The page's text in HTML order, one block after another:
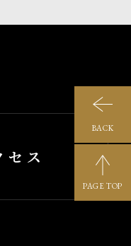
BACK
PAGE TOP